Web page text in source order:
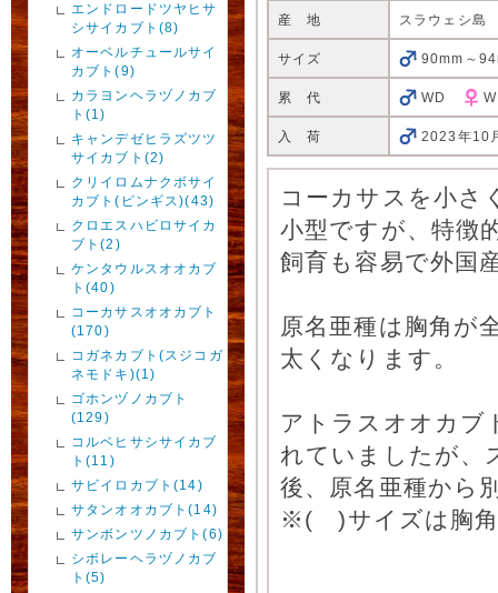
エンドロードツヤヒサ
シサイカブト(8)
オーベルチュールサイ
カブト(9)
カラヨンヘラヅノカブ
ト(1)
キャンデゼヒラズツツ
サイカブト(2)
クリイロムナクボサイ
カブト(ピンギス)(43)
クロエスハビロサイカ
ブト(2)
ケンタウルスオオカブ
ト(40)
コーカサスオオカブト
(170)
コガネカブト(スジコガ
ネモドキ)(1)
ゴホンヅノカブト
(129)
コルベヒサシサイカブ
ト(11)
サビイロカブト(14)
サタンオオカブト(14)
サンボンツノカブト(6)
シボレーヘラヅノカブ
ト(5)
産 地 スラウェシ島
サイズ 90mm～
累 代 WD
入 荷 2023年10
コーカサスを小さ
小型ですが、特徴
飼育も容易で外国
原名亜種は胸角が
太くなります。
アトラスオオカブ
れていましたが、
後、原名亜種から
※( )サイズは胸角